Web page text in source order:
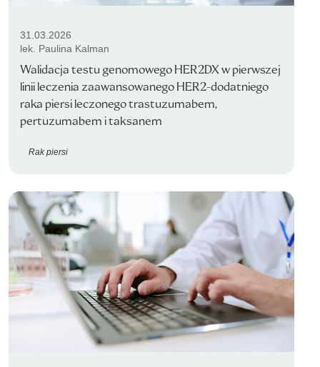
31.03.2026
lek. Paulina Kalman
Walidacja testu genomowego HER2DX w pierwszej
linii leczenia zaawansowanego HER2-dodatniego
raka piersi leczonego trastuzumabem,
pertuzumabem i taksanem
Rak piersi